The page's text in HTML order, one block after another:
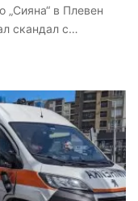
„Сияна“ в Плевен
скандал с…